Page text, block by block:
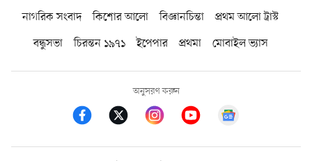
নাগরিক সংবাদ কিশোর আলো বিজ্ঞানচিন্তা
প্রথম আলো ট্রাস্ট
বন্ধুসভা
চিরন্তন ১৯৭১ ইপেপার প্রথমা মোবাইল ভ্যাস
অনুসরণ করুন